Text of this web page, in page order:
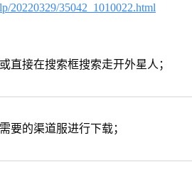
20220329/35042_1010022.html
直接在搜索框搜索走开外星人；
要的渠道服进行下载；